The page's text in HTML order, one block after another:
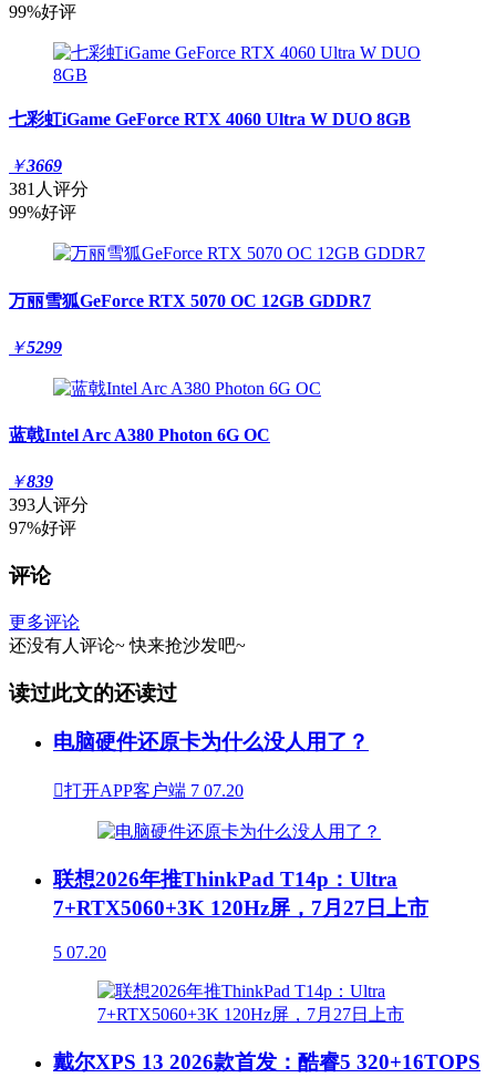
99%好评
七彩虹iGame GeForce RTX 4060 Ultra W DUO 8GB
￥3669
381人评分
99%好评
万丽雪狐GeForce RTX 5070 OC 12GB GDDR7
￥5299
蓝戟Intel Arc A380 Photon 6G OC
￥839
393人评分
97%好评
评论
更多评论
还没有人评论~ 快来抢沙发吧~
读过此文的还读过
电脑硬件还原卡为什么没人用了？
打开APP客户端 7 07.20
联想2026年推ThinkPad T14p：Ultra
7+RTX5060+3K 120Hz屏，7月27日上市
5 07.20
戴尔XPS 13 2026款首发：酷睿5 320+16TOPS